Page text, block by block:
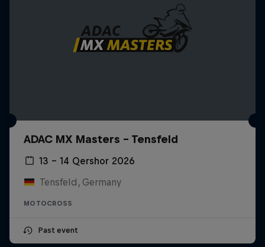
ADAC MX Masters – Tensfeld
13 – 14 Qershor 2026
Tensfeld, Germany
MOTOCROSS
Past event